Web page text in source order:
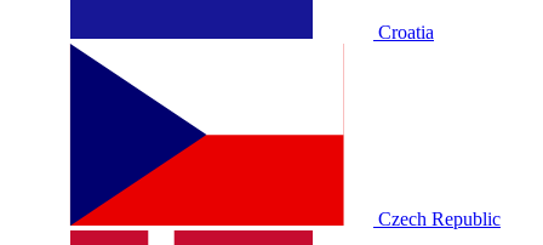
Croatia
Czech Republic